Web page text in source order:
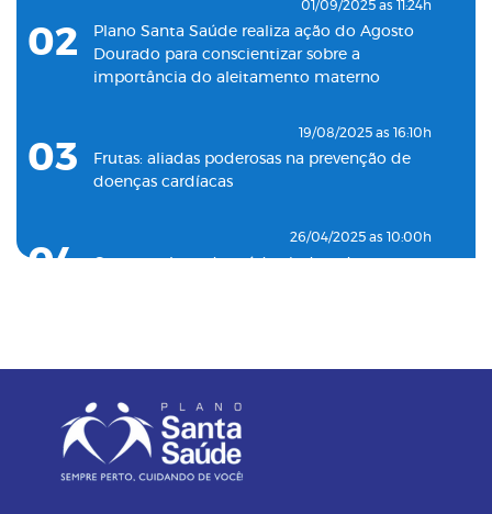
unidade de coleta laboratorial em conjunto
com o Plano Santa Casa Saúde
02
01/09/2025 as 11:24h
Plano Santa Saúde realiza ação do Agosto
Dourado para conscientizar sobre a
importância do aleitamento materno
03
19/08/2025 as 16:10h
Frutas: aliadas poderosas na prevenção de
doenças cardíacas
04
26/04/2025 as 10:00h
05
Entenda o por que a pressão 12 por 8 passou
06
Alimentos termogênicos: conheça quais são